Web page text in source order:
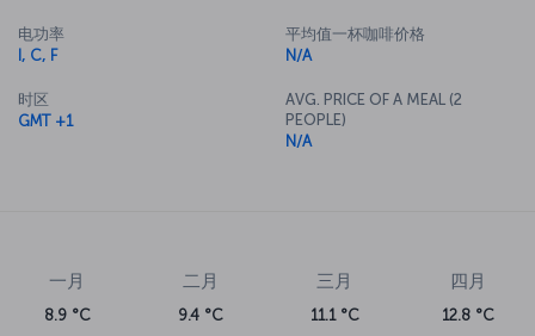
电功率
I, C, F
时区
GMT +1
平均值一杯咖啡价格
N/A
AVG. PRICE OF A MEAL (2
PEOPLE)
N/A
一月
8.9 °C
二月
9.4 °C
三月
11.1 °C
四月
12.8 °C